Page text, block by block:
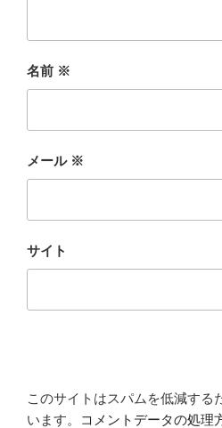
名前 ※
メール ※
サイト
このサイトはスパムを低減する
います。
コメントデータの処理